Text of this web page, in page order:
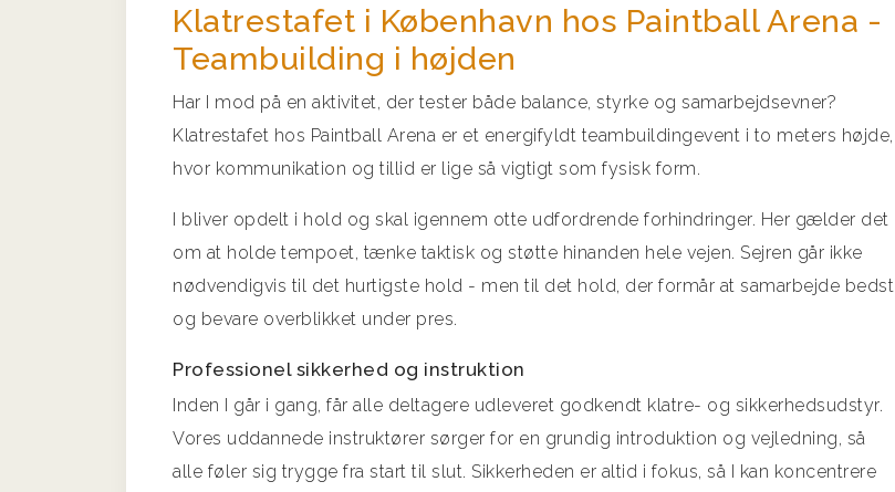
Klatrestafet i København hos Paintball Arena -
Teambuilding i højden
Har I mod på en aktivitet, der tester både balance, styrke og samarbejdsevner?
Klatrestafet hos Paintball Arena er et energifyldt teambuildingevent i to meters højde,
hvor kommunikation og tillid er lige så vigtigt som fysisk form.
I bliver opdelt i hold og skal igennem otte udfordrende forhindringer. Her gælder det
om at holde tempoet, tænke taktisk og støtte hinanden hele vejen. Sejren går ikke
nødvendigvis til det hurtigste hold - men til det hold, der formår at samarbejde bedst
og bevare overblikket under pres.
Professionel sikkerhed og instruktion
Inden I går i gang, får alle deltagere udleveret godkendt klatre- og sikkerhedsudstyr.
Vores uddannede instruktører sørger for en grundig introduktion og vejledning, så
alle føler sig trygge fra start til slut. Sikkerheden er altid i fokus, så I kan koncentrere